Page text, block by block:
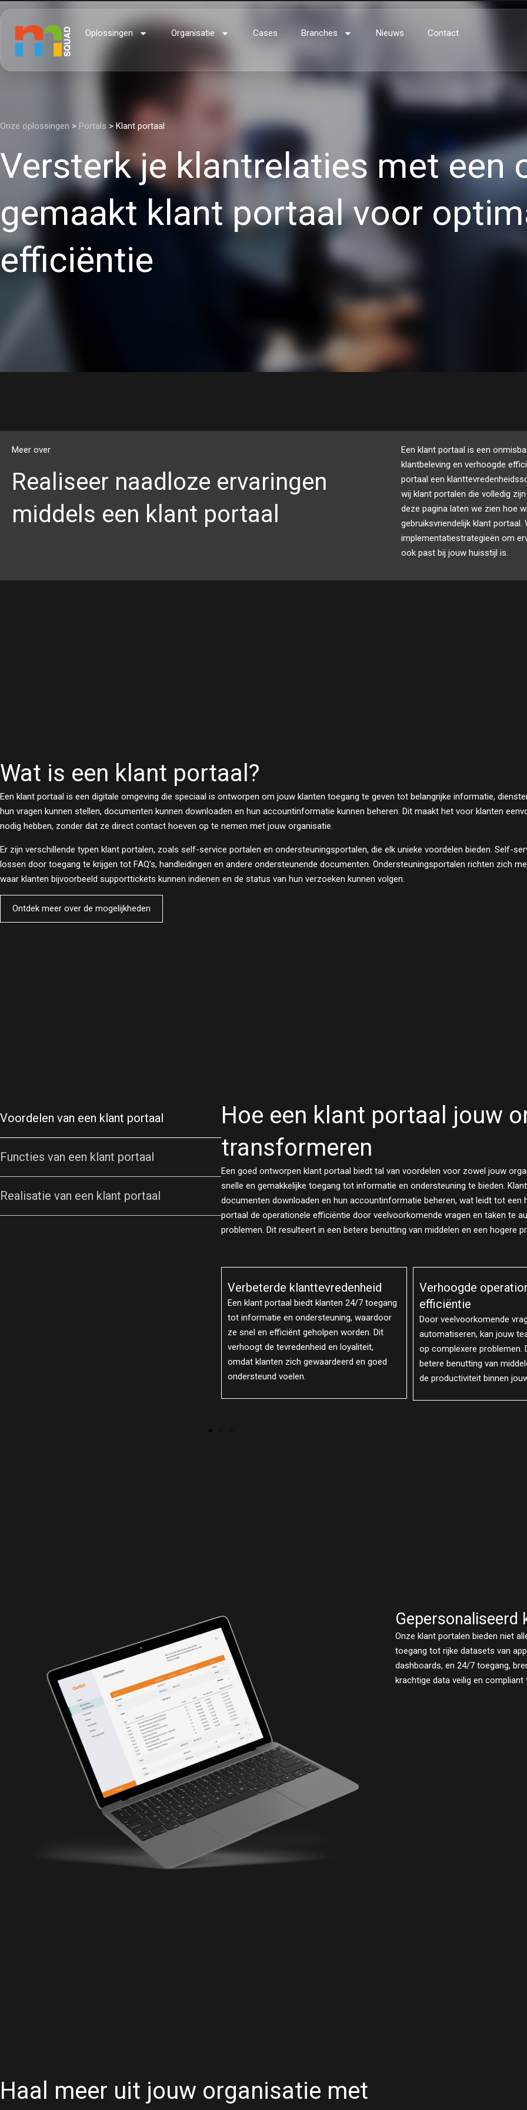
Oplossingen Organisatie Cases Branches Nieuws Contact
Onze oplossingen > Portals > Klant portaal
Versterk je klantrelaties met een
gemaakt klant portaal voor
efficiëntie
Meer over
Realiseer naadloze ervaringen
middels een klant portaal
Een klant portaal is een
klantbeleving en verhoogde
portaal een
wij klant portalen die volledig
deze pagina laten we zien hoe
gebruiksvriendelijk klant
implementatiestrategieën om
ook past bij jouw huisstijl is.
Wat is een klant portaal?
Een klant portaal is een digitale omgeving die speciaal is ontworpen om jouw klanten toegang te geven tot belangrijke informatie,
hun vragen kunnen stellen, documenten kunnen downloaden en hun accountinformatie kunnen beheren. Dit maakt het voor klanten
nodig hebben, zonder dat ze direct contact hoeven op te nemen met jouw organisatie.
Er zijn verschillende typen klant portalen, zoals self-service portalen en ondersteuningsportalen, die elk unieke voordelen bieden. Self-
lossen door toegang te krijgen tot FAQ’s, handleidingen en andere ondersteunende documenten. Ondersteuningsportalen richten zich
waar klanten bijvoorbeeld supporttickets kunnen indienen en de status van hun verzoeken kunnen volgen.
Ontdek meer over de mogelijkheden
Voordelen van een klant portaal
Functies van een klant portaal
Realisatie van een klant portaal
Hoe een klant portaal jouw
transformeren
Een goed ontworpen klant portaal biedt tal van voordelen voor zowel jouw
snelle en gemakkelijke toegang tot informatie en ondersteuning te bieden.
documenten downloaden en hun accountinformatie beheren, wat leidt tot een
portaal de operationele efficiëntie door veelvoorkomende vragen en taken te
problemen. Dit resulteert in een betere benutting van middelen en een hogere
Verhoogde operationele
efficiëntie
Door veelvoorkomende vragen en taken te
automatiseren, kan jouw team zich richten
op complexere problemen. Dit leidt tot een
betere benutting van middelen en verhoogt
de productiviteit binnen jouw organisatie.
Betere
samenwerking
Een klant portaal
en maakt het eenvoudiger
jouw team om informatie
verbetert de
een meer gestroomlijnde
Gepersonaliseerd
Onze klant portalen bieden niet
toegang tot rijke datasets van
dashboards, en 24/7 toegang,
krachtige data veilig en compliant
Haal meer uit jouw organisatie met